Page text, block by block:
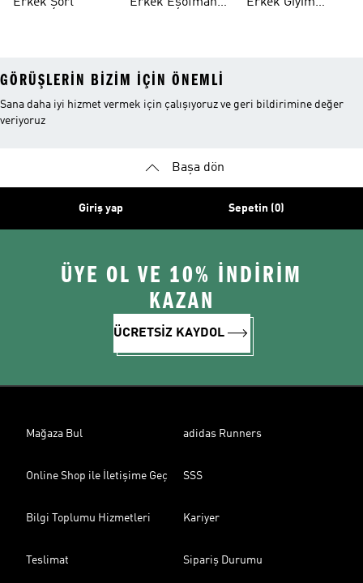
GÖRÜŞLERIN BIZIM IÇIN ÖNEMLI
Sana daha iyi hizmet vermek için çalışıyoruz ve geri bildirimine değer
veriyoruz
Başa dön
Giriş yap Sepetin (0)
ÜYE OL VE 10% İNDİRİM
KAZAN
ÜCRETSİZ KAYDOL
Mağaza Bul adidas Runners
Online Shop ile İletişime Geç SSS
Bilgi Toplumu Hizmetleri Kariyer
Teslimat Sipariş Durumu